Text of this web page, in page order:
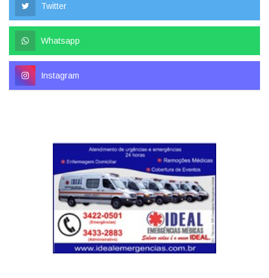
Twitter
Whatsapp
Instagram